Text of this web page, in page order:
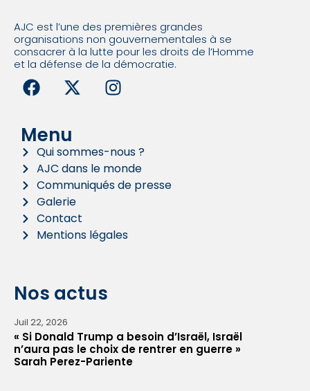
AJC est l’une des premières grandes
organisations non gouvernementales à se
consacrer à la lutte pour les droits de l’Homme
et la défense de la démocratie.
Menu
Qui sommes-nous ?
AJC dans le monde
Communiqués de presse
Galerie
Contact
Mentions légales
Nos actus
Juil 22, 2026
« Si Donald Trump a besoin d’Israël, Israël
n’aura pas le choix de rentrer en guerre »
Sarah Perez-Pariente